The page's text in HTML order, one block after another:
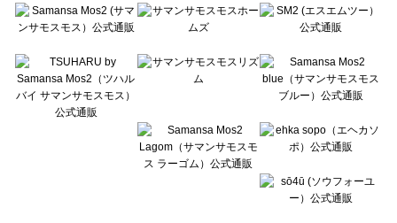
Te chichi（テチチ）のチュニック一覧
Te chichi CLASSIC（テチチ クラシック）のチュニック一覧
Lugnoncure（ルノンキュール）のチュニック一覧
BETTY'S BLUE（べティーズブルー）のチュニック一覧
Wpc.（ワールドパーティー）のチュニック一覧